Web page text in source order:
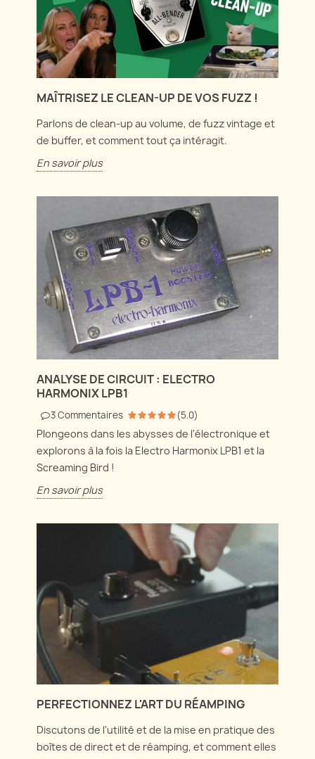
MAÎTRISEZ LE CLEAN-UP DE VOS FUZZ !
Parlons de clean-up au volume, de fuzz vintage et
de buffer, et comment tout ça intéragit.
En savoir plus
ANALYSE DE CIRCUIT : ELECTRO
HARMONIX LPB1
3Commentaires (5.0)
Plongeons dans les abysses de l'électronique et
explorons à la fois la Electro Harmonix LPB1 et la
Screaming Bird !
En savoir plus
PERFECTIONNEZ L'ART DU RÉAMPING
Discutons de l'utilité et de la mise en pratique des
boîtes de direct et de réamping, et comment elles